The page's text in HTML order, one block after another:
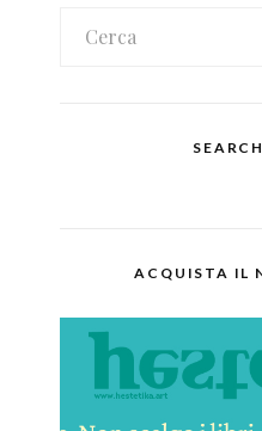
ACQUISTA IL